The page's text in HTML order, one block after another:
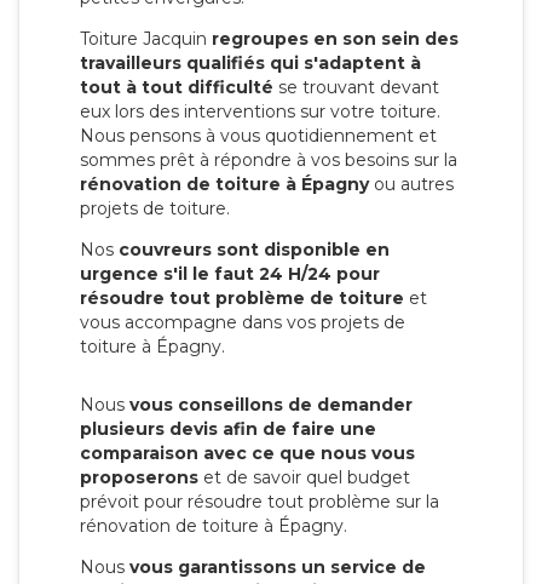
Toiture Jacquin regroupes en son sein des
travailleurs qualifiés qui s'adaptent à
tout à tout difficulté se trouvant devant
eux lors des interventions sur votre toiture.
Nous pensons à vous quotidiennement et
sommes prêt à répondre à vos besoins sur la
rénovation de toiture à Épagnyou autres
projets de toiture.
Nos couvreurs sont disponible en
urgence s'il le faut 24 H/24 pour
résoudre tout problème de toiture et
vous accompagne dans vos projets de
toiture à Épagny.
Nous vous conseillons de demander
plusieurs devis afin de faire une
comparaison avec ce que nous vous
proposerons et de savoir quel budget
prévoit pour résoudre tout problème sur la
rénovation de toiture à Épagny.
Nous vous garantissons un service de